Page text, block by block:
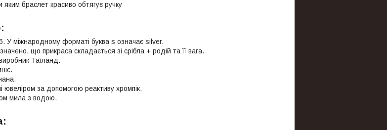
яким браслет красиво обтягує ручку
У міжнародному форматі буква s означає silver.
що прикраса складається зі срібла + родій та її вага.
Таїланд.
ювеліром за допомогою реактиву хромпік.
мила з водою.